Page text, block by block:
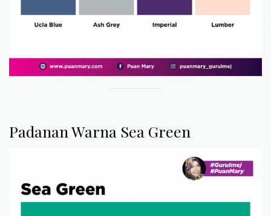
Padanan Warna Sea Green